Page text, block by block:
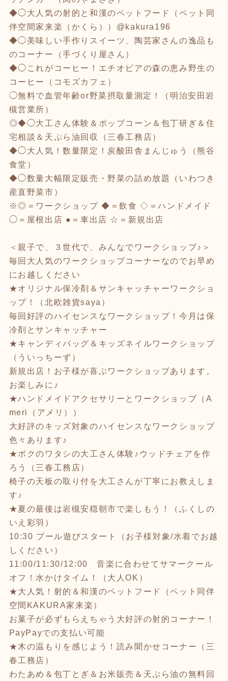
◆◯大人気の射的と和漢のペットフード（ペット同
伴空間家来楽（かくら））@kakura196
◆◯美味しい手作りスイーツ、陶芸家さんの逸品も
のコーナー（手づくり屋さん）
◆◯これがコーヒー！エチオピアの森の恵み野生の
コーヒー（コモズカフェ）
◯無料で血管年齢or野菜摂取量測定！（明治安田岩
槻営業所）
◎◆◯大工さん体験＆ポップコーン＆包丁研ぎ＆住
宅相談＆天ぷら油回収（三春工務店）
◆◯大人気！数量限定！炭酸田舎まんじゅう（熊谷
食堂）
◆◯数量大幅限定販売・野菜の詰め放題（いわつき
産直野菜市）
※◎＝ワークショップ ◆＝飲食 ◇＝ハンドメイド
◯＝屋根出店 ●＝車出店 ☆＝新規出店
＜親子で、３世代で、みんなでワークショップ♪＞
毎回大人気のワークショップコーナーなのでお早め
にお越しください
★オリジナル保冷剤＆サンキャッチャーワークショ
ップ！（北欧雑貨saya）
毎回好評のハイセンスなワークショップ！今月は保
冷剤とサンキャッチャー
★キャンディバッグ＆キッズネイルワークショップ
（ういっちーず）
新規出店！お子様が喜ぶワークショップあります。
お楽しみに♪
★ハンドメイドアクセサリーとワークショップ（A
meri（アメリ））
大好評のキッズ対象のハイセンスなワークショップ
色々あります♪
★ボクのワタシの大工さん体験♪ウッドチェアを作
ろう（三春工務店）
椅子の天板の取り付を大工さんが丁寧にお教えしま
す♪
★夏の最後は岩槻安穏朝市で楽しもう！（ふくしの
いえ彩羽）
10:30 プール遊びスタート（お子様対象/水着でお越
しください）
11:00/11:30/12:00 音楽に合わせてサマークール
オフ！水かけタイム！（大人OK）
★大人気！射的＆和漢のペットフード（ペット同伴
空間KAKURA家来楽）
お菓子が必ずもらえちゃう大好評の射的コーナー！
PayPayでの支払い可能
★木の温もりを感じよう！読み聞かせコーナー（三
春工務店）
わたあめ＆包丁とぎ＆お米販売＆天ぷら油の無料回